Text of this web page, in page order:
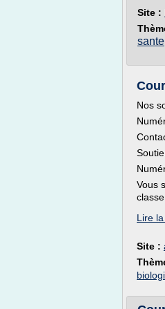
Site :
sante
Nos
Vous
Lire
Site :